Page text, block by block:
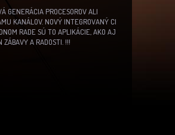
GENERÁCIA PROCESOROV ALI
KANÁLOV. NOVÝ INTEGROVANÝ CI
RADE SÚ TO APLIKÁCIE, AKO AJ
A RADOSTI. !!!